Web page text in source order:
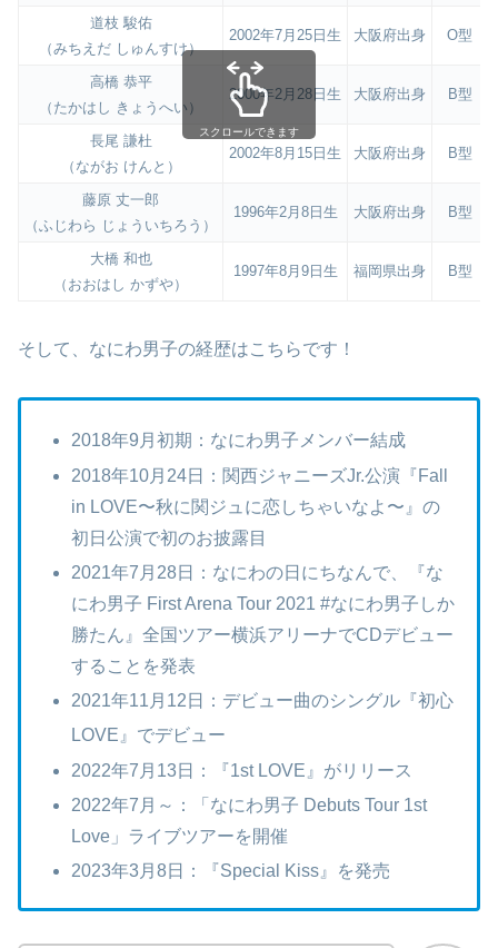
道枝 駿佑
（みちえだ しゅんすけ）
2002年7月25日生 大阪府出身 O型
高橋 恭平
（たかはし きょうへい）
2000年2月28日生 大阪府出身 B型
長尾 謙杜
（ながお けんと）
2002年8月15日生 大阪府出身 B型
藤原 丈一郎
（ふじわら じょういちろう）
1996年2月8日生 大阪府出身 B型
大橋 和也
（おおはし かずや）
1997年8月9日生 福岡県出身 B型
スクロールできます
そして、なにわ男子の経歴はこちらです！
2018年9月初期：なにわ男子メンバー結成
2018年10月24日：関西ジャニーズJr.公演『Fall
in LOVE〜秋に関ジュに恋しちゃいなよ〜』の
初日公演で初のお披露目
2021年7月28日：なにわの日にちなんで、『な
にわ男子 First Arena Tour 2021 #なにわ男子しか
勝たん』全国ツアー横浜アリーナでCDデビュー
することを発表
2021年11月12日：デビュー曲のシングル『初心
LOVE』でデビュー
2022年7月13日：『1st LOVE』がリリース
2022年7月～：「なにわ男子 Debuts Tour 1st
Love」ライブツアーを開催
2023年3月8日：『Special Kiss』を発売